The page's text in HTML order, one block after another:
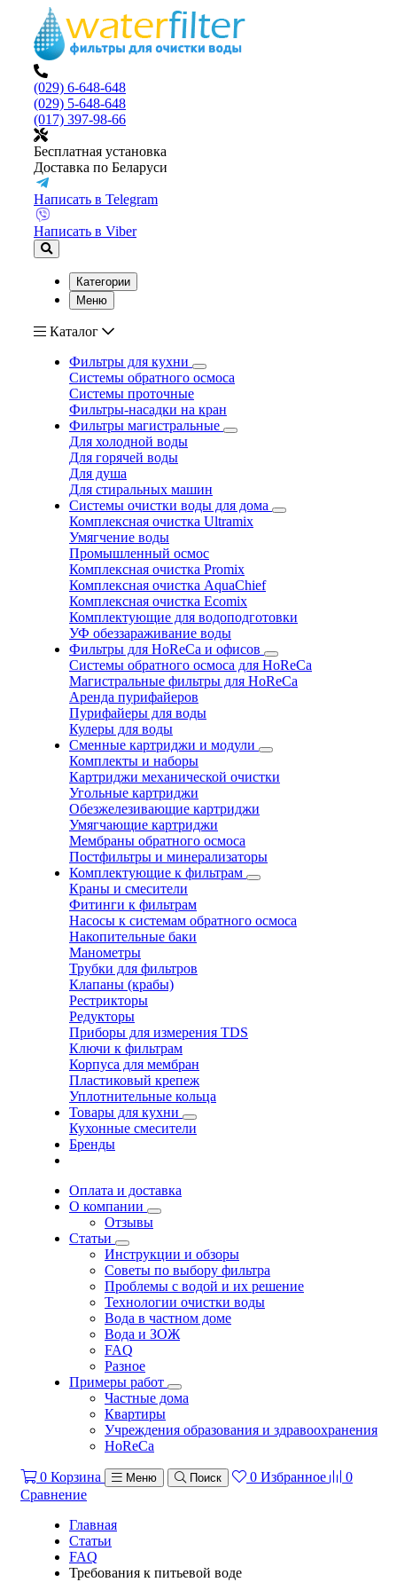
(029) 6-648-648
(029) 5-648-648
(017) 397-98-66
Бесплатная установка
Доставка по Беларуси
Написать в Telegram
Написать в Viber
Категории
Меню
Каталог
Фильтры для кухни
Системы обратного осмоса
Системы проточные
Фильтры-насадки на кран
Фильтры магистральные
Для холодной воды
Для горячей воды
Для душа
Для стиральных машин
Системы очистки воды для дома
Комплексная очистка Ultramix
Умягчение воды
Промышленный осмос
Комплексная очистка Promix
Комплексная очистка AquaChief
Комплексная очистка Ecomix
Комплектующие для водоподготовки
УФ обеззараживание воды
Фильтры для HoReCa и офисов
Системы обратного осмоса для HoReCa
Магистральные фильтры для HoReCa
Аренда пурифайеров
Пурифайеры для воды
Кулеры для воды
Сменные картриджи и модули
Комплекты и наборы
Картриджи механической очистки
Угольные картриджи
Обезжелезивающие картриджи
Умягчающие картриджи
Мембраны обратного осмоса
Постфильтры и минерализаторы
Комплектующие к фильтрам
Краны и смесители
Фитинги к фильтрам
Насосы к системам обратного осмоса
Накопительные баки
Манометры
Трубки для фильтров
Клапаны (крабы)
Рестрикторы
Редукторы
Приборы для измерения TDS
Ключи к фильтрам
Корпуса для мембран
Пластиковый крепеж
Уплотнительные кольца
Товары для кухни
Кухонные смесители
Бренды
Оплата и доставка
О компании
Отзывы
Статьи
Инструкции и обзоры
Советы по выбору фильтра
Проблемы с водой и их решение
Технологии очистки воды
Вода в частном доме
Вода и ЗОЖ
FAQ
Разное
Примеры работ
Частные дома
Квартиры
Учреждения образования и здравоохранения
HoReCa
0 Корзина Меню Поиск 0 Избранное
0
Сравнение
Главная
Статьи
FAQ
Требования к питьевой воде